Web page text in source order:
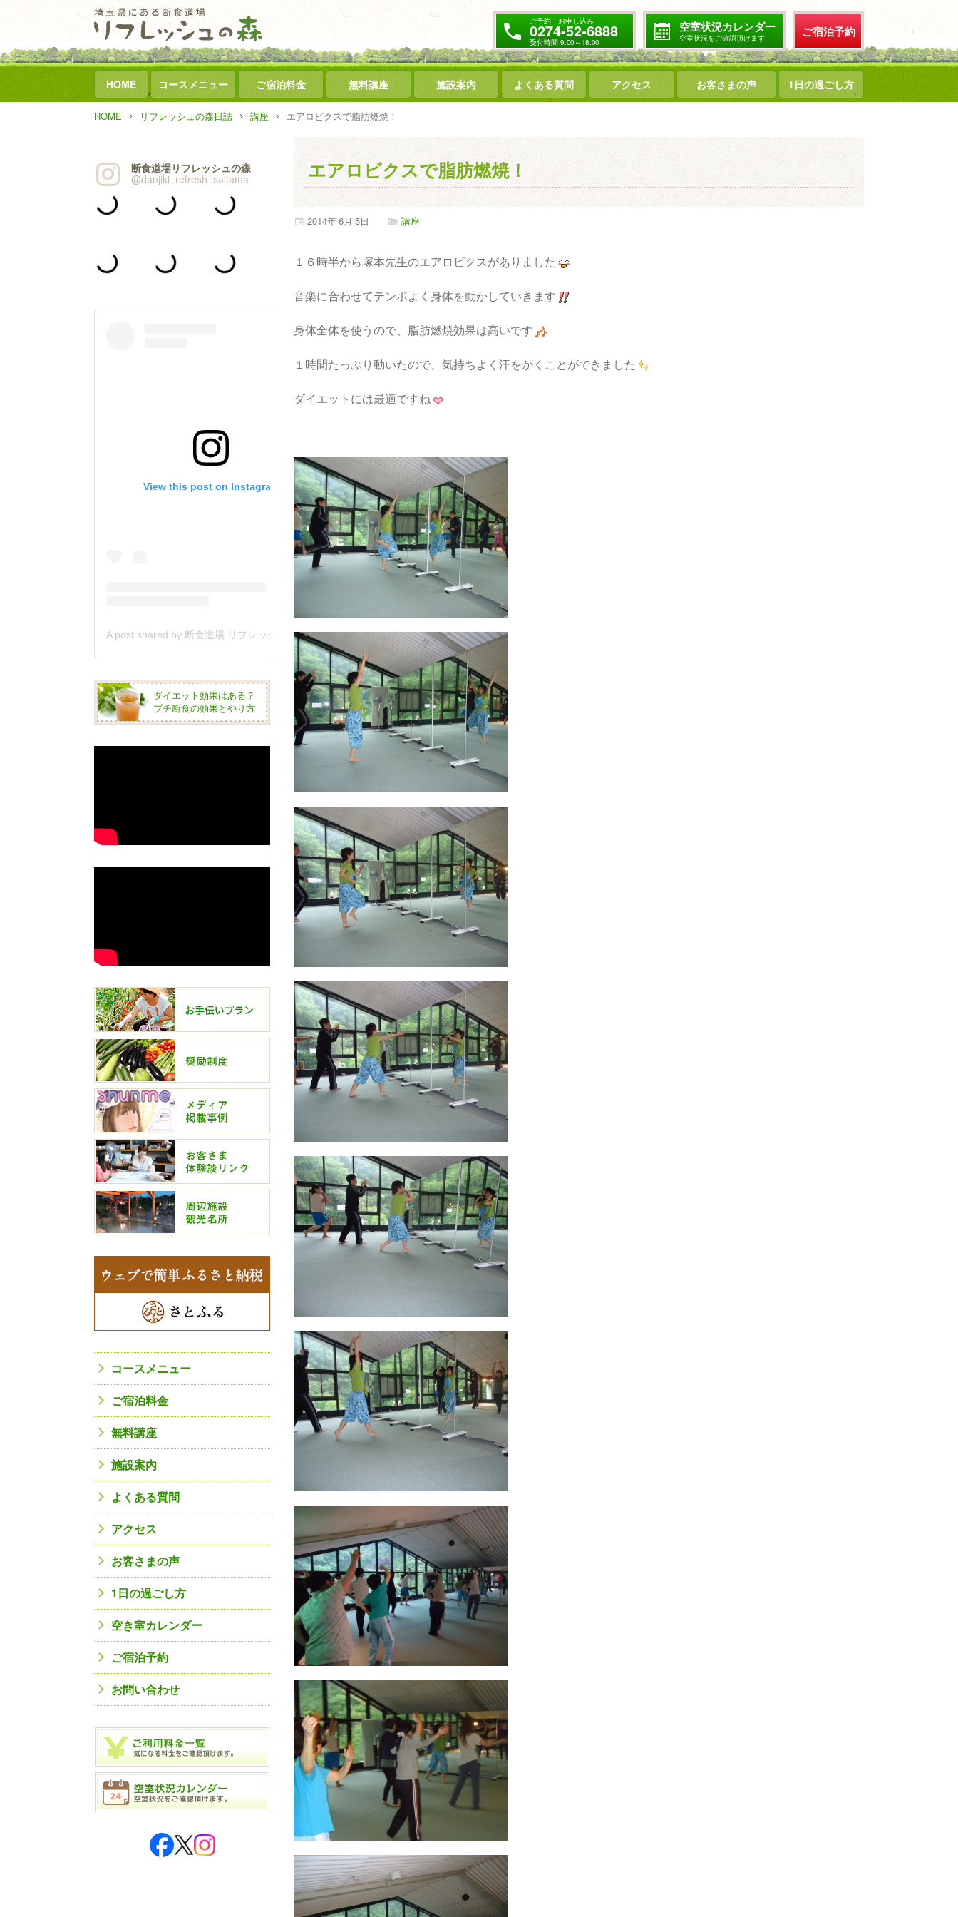
ご予約・お申し込み
0274-52-6888
受付時間 9:00～18:00
空室状況カレンダー
空室状況をご確認頂けます ご宿泊予約
HOME コースメニュー ご宿泊料金 無料講座 施設案内 よくある質問 アクセス お客さまの声 1日の過ごし方
HOME リフレッシュの森日誌 講座 エアロビクスで脂肪燃焼！
エアロビクスで脂肪燃焼！
2014年6月 5日 講座
１６時半から塚本先生のエアロビクスがありました
音楽に合わせてテンポよく身体を動かしていきます
身体全体を使うので、脂肪燃焼効果は高いです
１時間たっぷり動いたので、気持ちよく汗をかくことができました
ダイエットには最適ですね
断食道場リフレッシュの森
@danjiki_refresh_saitama
View this post on Instagram
A post shared by 断食道場 リフレッシュの森 (@danjiki_refresh_saitama)
ダイエット効果はある？
プチ断食の効果とやり方
コースメニュー
ご宿泊料金
無料講座
施設案内
よくある質問
アクセス
お客さまの声
1日の過ごし方
空き室カレンダー
ご宿泊予約
お問い合わせ